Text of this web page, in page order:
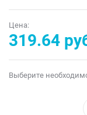
Цена:
319.64
Выберите